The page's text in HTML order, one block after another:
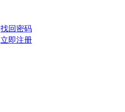
找回密码
立即注册